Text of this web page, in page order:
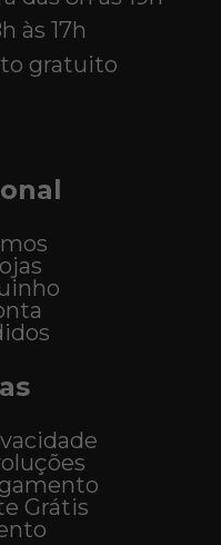
às 17h
gratuito
Grátis